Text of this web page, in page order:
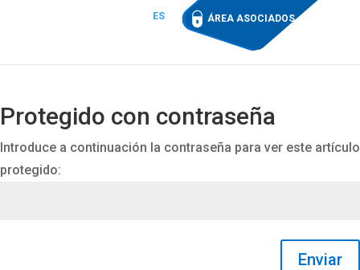
ES ÁREA ASOCIADOS
Protegido con contraseña
Introduce a continuación la contraseña para ver este artículo
protegido:
Enviar